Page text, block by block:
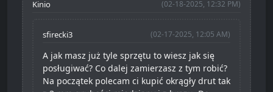
(02-18-2025, 12:32 PM)
Kinio
(02-17-2025, 12:05 AM)
sfirecki3
A jak masz już tyle sprzętu to wiesz jak się
posługiwać? Co dalej zamierzasz z tym robić?
Na początek polecam ci kupić okrągły drut tak